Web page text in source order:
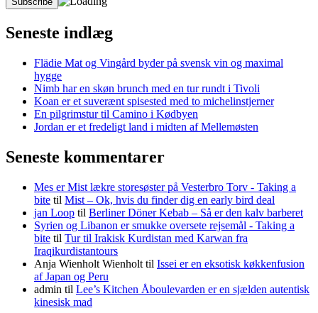
Seneste indlæg
Flädie Mat og Vingård byder på svensk vin og maximal
hygge
Nimb har en skøn brunch med en tur rundt i Tivoli
Koan er et suverænt spisested med to michelinstjerner
En pilgrimstur til Camino i Kødbyen
Jordan er et fredeligt land i midten af Mellemøsten
Seneste kommentarer
Mes er Mist lækre storesøster på Vesterbro Torv - Taking a
bite til Mist – Ok, hvis du finder dig en early bird deal
jan Loop til Berliner Döner Kebab – Så er den kalv barberet
Syrien og Libanon er smukke oversete rejsemål - Taking a
bite til Tur til Irakisk Kurdistan med Karwan fra
Iraqikurdistantours
Anja Wienholt Wienholt til Issei er en eksotisk køkkenfusion
af Japan og Peru
admin til Lee’s Kitchen Åboulevarden er en sjælden autentisk
kinesisk mad